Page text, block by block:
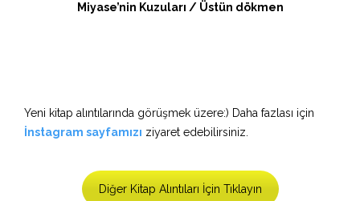
Miyase’nin Kuzuları / Üstün dökmen
Yeni kitap alıntılarında görüşmek üzere:) Daha fazlası için
İnstagram sayfamızı ziyaret edebilirsiniz.
Diğer Kitap Alıntıları İçin Tıklayın